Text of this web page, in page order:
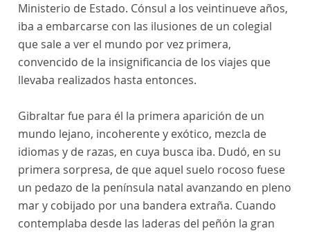
Ministerio de Estado. Cónsul a los veintinueve años,
iba a embarcarse con las ilusiones de un colegial
que sale a ver el mundo por vez primera,
convencido de la insignificancia de los viajes que
llevaba realizados hasta entonces.
Gibraltar fue para él la primera aparición de un
mundo lejano, incoherente y exótico, mezcla de
idiomas y de razas, en cuya busca iba. Dudó, en su
primera sorpresa, de que aquel suelo rocoso fuese
un pedazo de la península natal avanzando en pleno
mar y cobijado por una bandera extraña. Cuando
contemplaba desde las laderas del peñón la gran